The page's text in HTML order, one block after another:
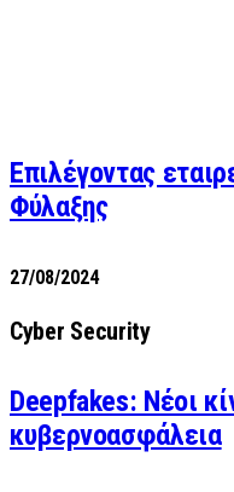
Επιλέγοντας
Φύλαξης
27/08/2024
Cyber Security
Deepfakes: Νέοι
κυβερνοασφάλεια